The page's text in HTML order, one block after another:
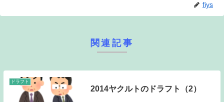
fiys
関連記事
ドラフト
2014ヤクルトのドラフト（2）